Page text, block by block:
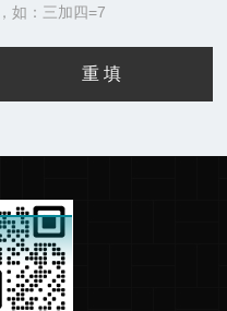
如：三加四=7